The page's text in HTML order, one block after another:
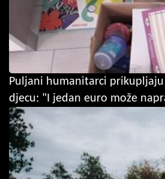
Puljani humanitarci
djecu: "I jedan euro može